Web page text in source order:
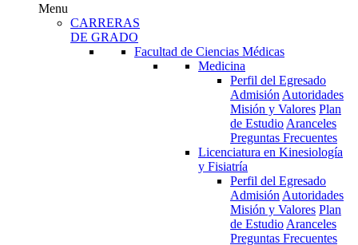
Menu
CARRERAS
DE GRADO
Facultad de Ciencias Médicas
Medicina
Perfil del Egresado
Admisión Autoridades
Misión y Valores Plan
de Estudio Aranceles
Preguntas Frecuentes
Licenciatura en Kinesiología
y Fisiatría
Perfil del Egresado
Admisión Autoridades
Misión y Valores Plan
de Estudio Aranceles
Preguntas Frecuentes